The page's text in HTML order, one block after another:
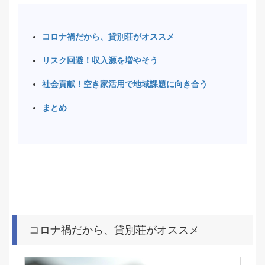
コロナ禍だから、貸別荘がオススメ
リスク回避！収入源を増やそう
社会貢献！空き家活用で地域課題に向き合う
まとめ
コロナ禍だから、貸別荘がオススメ